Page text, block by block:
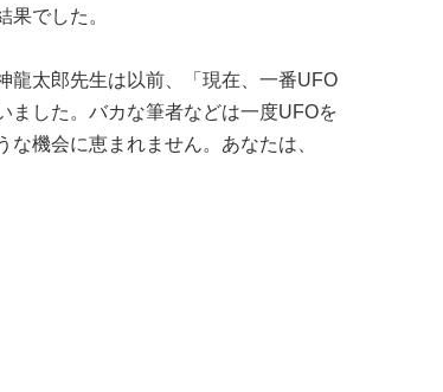
でした。
龍太郎先生は以前、「現在、一番UFO
ました。バカな筆者などは一度UFOを
機会に恵まれません。あなたは、